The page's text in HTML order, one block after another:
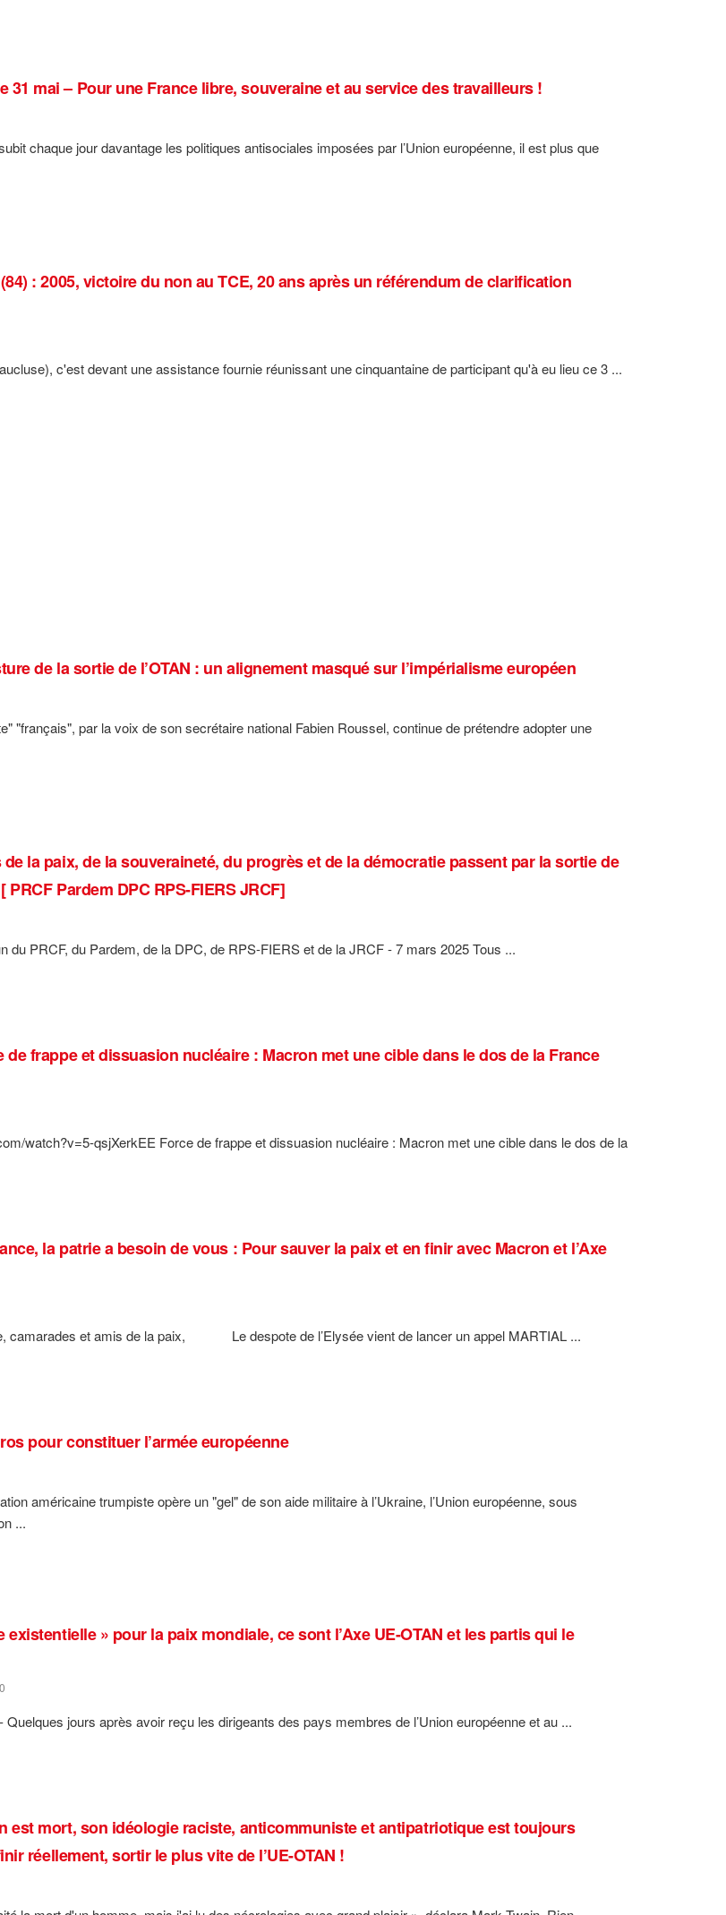
31 mai – Pour une France libre, souveraine et au service des travailleurs !
chaque jour davantage les politiques antisociales imposées par l’Union européenne, il est plus que
: 2005, victoire du non au TCE, 20 ans après un référendum de clarification
c'est devant une assistance fournie réunissant une cinquantaine de participant qu'à eu lieu ce 3 ...
de la sortie de l’OTAN : un alignement masqué sur l’impérialisme européen
"français", par la voix de son secrétaire national Fabien Roussel, continue de prétendre adopter une
la paix, de la souveraineté, du progrès et de la démocratie passent par la sortie de
[ PRCF Pardem DPC RPS-FIERS JRCF]
du PRCF, du Pardem, de la DPC, de RPS-FIERS et de la JRCF - 7 mars 2025 Tous ...
de frappe et dissuasion nucléaire : Macron met une cible dans le dos de la France
watch?v=5-qsjXerkEE Force de frappe et dissuasion nucléaire : Macron met une cible dans le dos de la
la patrie a besoin de vous : Pour sauver la paix et en finir avec Macron et l’Axe
camarades et amis de la paix, Le despote de l’Elysée vient de lancer un appel MARTIAL ...
pour constituer l’armée européenne
américaine trumpiste opère un "gel" de son aide militaire à l’Ukraine, l’Union européenne, sous
...
existentielle » pour la paix mondiale, ce sont l’Axe UE-OTAN et les partis qui le
0
Quelques jours après avoir reçu les dirigeants des pays membres de l’Union européenne et au ...
est mort, son idéologie raciste, anticommuniste et antipatriotique est toujours
réellement, sortir le plus vite de l’UE-OTAN !